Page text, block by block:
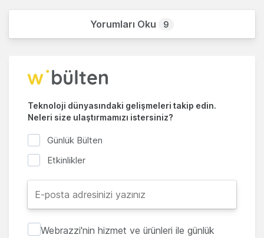
Yorumları Oku 9
Teknoloji dünyasındaki gelişmeleri takip edin.
Neleri size ulaştırmamızı istersiniz?
Günlük Bülten
Etkinlikler
Webrazzi'nin hizmet ve ürünleri ile günlük